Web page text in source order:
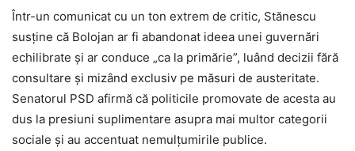
Într-un comunicat cu un ton extrem de critic, Stănescu
susține că Bolojan ar fi abandonat ideea unei guvernări
echilibrate și ar conduce „ca la primărie”, luând decizii fără
consultare și mizând exclusiv pe măsuri de austeritate.
Senatorul PSD afirmă că politicile promovate de acesta au
dus la presiuni suplimentare asupra mai multor categorii
sociale și au accentuat nemulțumirile publice.